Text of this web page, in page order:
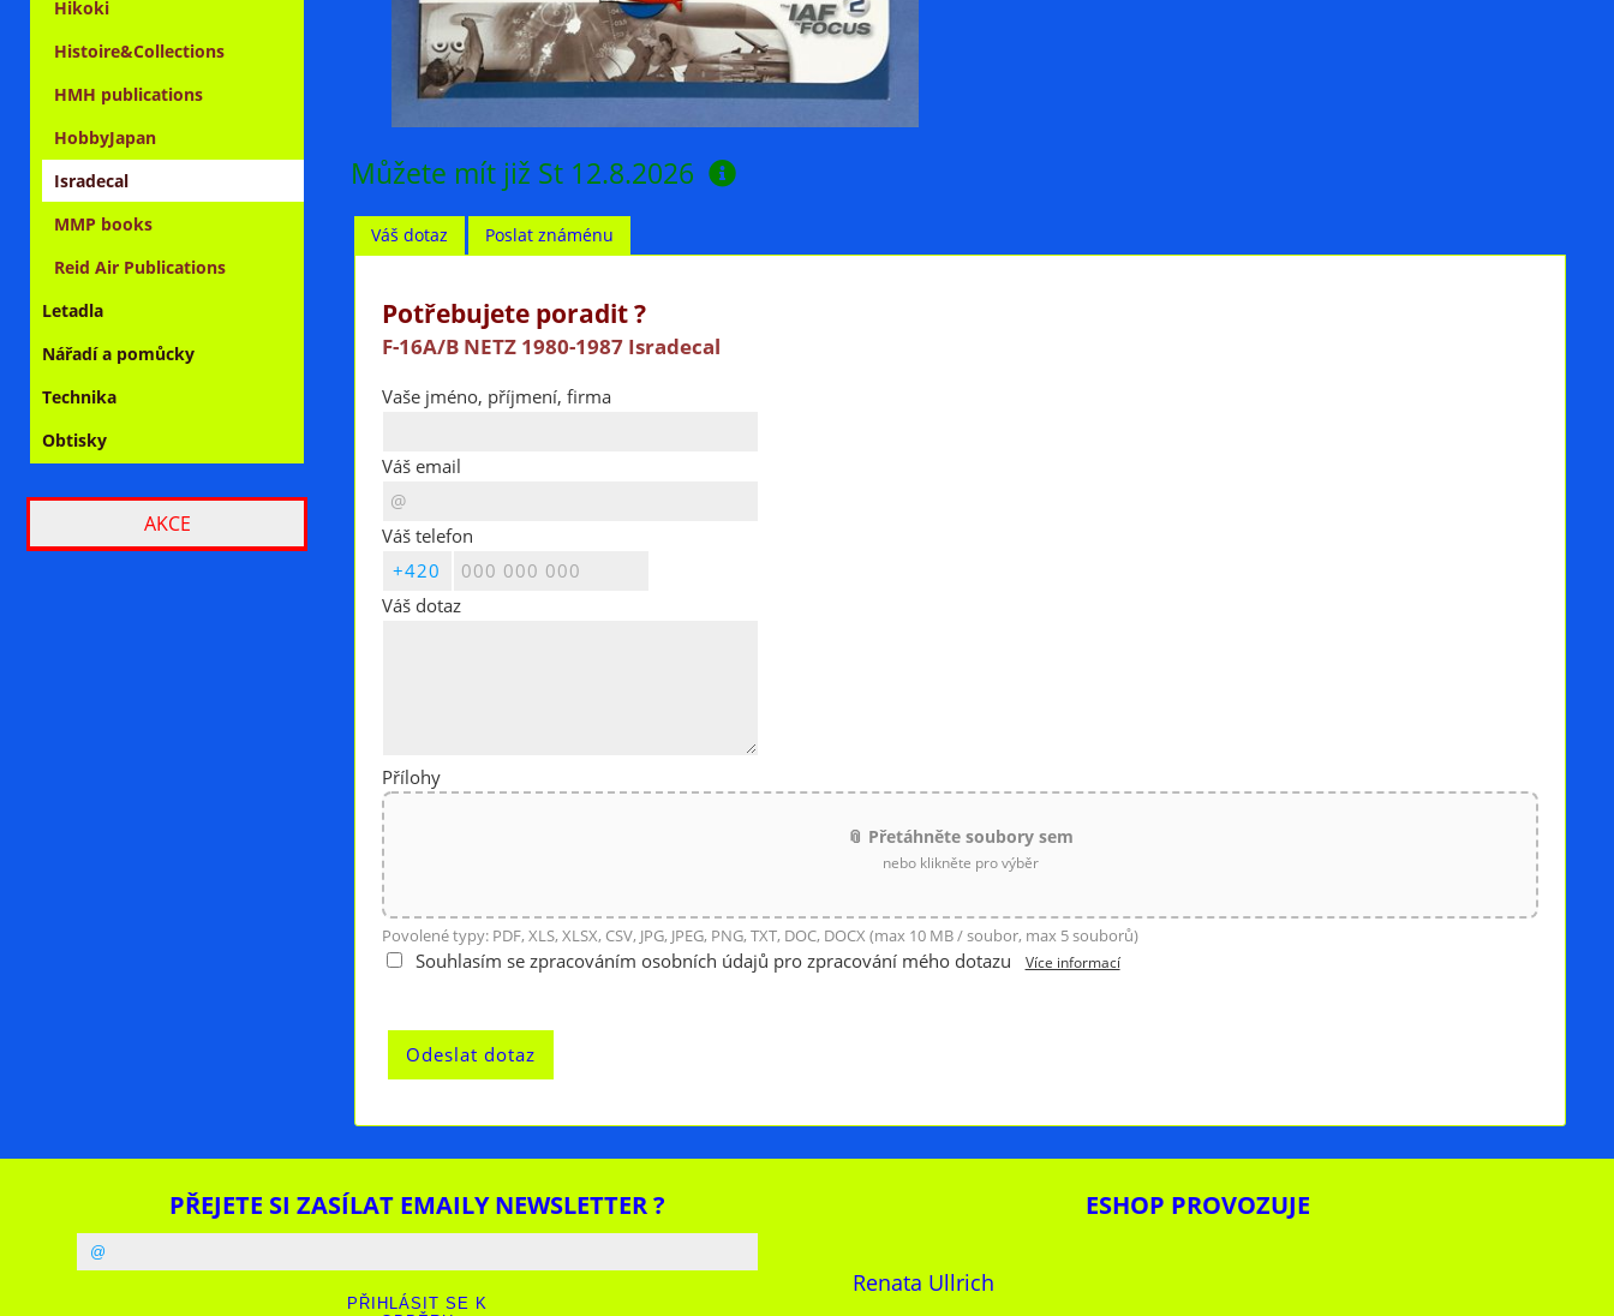
Můžete mít již St 12.8.2026
Váš dotaz Poslat známénu
Potřebujete poradit ?
F-16A/B NETZ 1980-1987 Isradecal
Vaše jméno, příjmení, firma
Váš email
Váš telefon
Váš dotaz
Přílohy
📎 Přetáhněte soubory sem
nebo klikněte pro výběr
Povolené typy: PDF, XLS, XLSX, CSV, JPG, JPEG, PNG, TXT, DOC, DOCX (max 10 MB / soubor, max 5 souborů)
Souhlasím se zpracováním osobních údajů pro zpracování mého dotazu Více informací
Hikoki
Histoire&Collections
HMH publications
HobbyJapan
Isradecal
MMP books
Reid Air Publications
Letadla
Nářadí a pomůcky
Technika
Obtisky
AKCE
PŘEJETE SI ZASÍLAT EMAILY NEWSLETTER ? ESHOP PROVOZUJE
Renata Ullrich